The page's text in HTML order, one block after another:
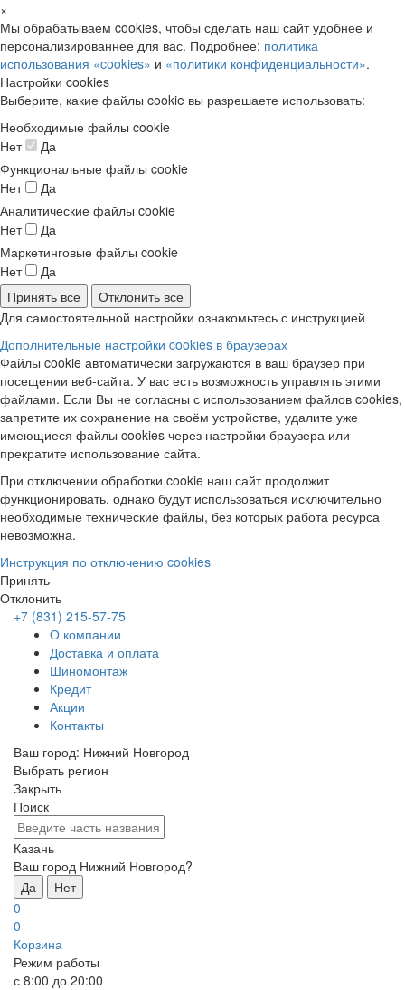
×
Мы обрабатываем cookies, чтобы сделать наш сайт удобнее и
персонализированнее для вас. Подробнее: политика
использования «cookies» и «политики конфиденциальности».
Настройки cookies
Выберите, какие файлы cookie вы разрешаете использовать:
Необходимые файлы cookie
Нет
Да
Функциональные файлы cookie
Нет
Да
Аналитические файлы cookie
Нет
Да
Маркетинговые файлы cookie
Нет
Да
Принять все
Отклонить все
Для самостоятельной настройки ознакомьтесь с инструкцией
Дополнительные настройки cookies в браузерах
Файлы cookie автоматически загружаются в ваш браузер при
посещении веб-сайта. У вас есть возможность управлять этими
файлами. Если Вы не согласны с использованием файлов cookies,
запретите их сохранение на своём устройстве, удалите уже
имеющиеся файлы cookies через настройки браузера или
прекратите использование сайта.
При отключении обработки cookie наш сайт продолжит
функционировать, однако будут использоваться исключительно
необходимые технические файлы, без которых работа ресурса
невозможна.
Инструкция по отключению cookies
Принять
Отклонить
+7 (831) 215-57-75
О компании
Доставка и оплата
Шиномонтаж
Кредит
Акции
Контакты
Ваш город: Нижний Новгород
Выбрать регион
Закрыть
Поиск
Казань
Ваш город Нижний Новгород?
Да
Нет
0
0
Корзина
Режим работы
с 8:00 до 20:00